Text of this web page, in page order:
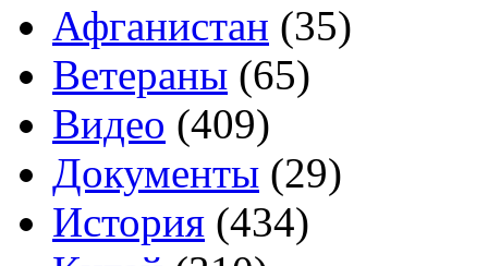
Афганистан (35)
Ветераны (65)
Видео (409)
Документы (29)
История (434)